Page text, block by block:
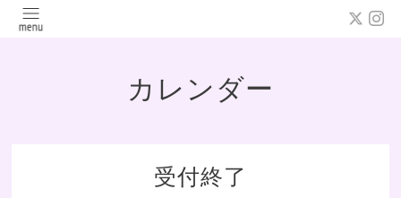
カレンダー
受付終了